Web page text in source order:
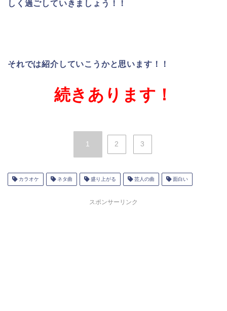
しく過ごしていきましょう！！
それでは紹介していこうかと思います！！
続きあります！
1 2 3
カラオケ ネタ曲 盛り上がる 芸人の曲 面白い
スポンサーリンク